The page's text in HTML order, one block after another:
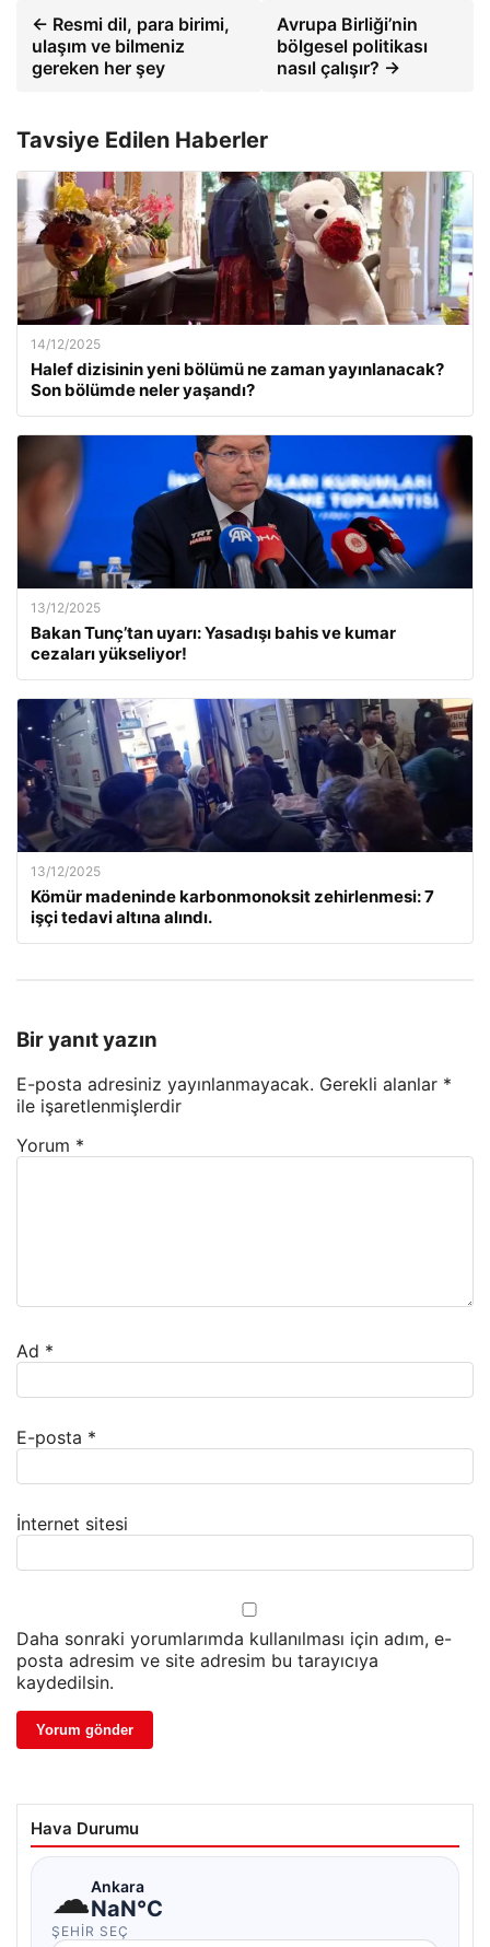
← Resmi dil, para birimi,
ulaşım ve bilmeniz
gereken her şey
Avrupa Birliği’nin
bölgesel politikası
nasıl çalışır? →
Tavsiye Edilen Haberler
14/12/2025
Halef dizisinin yeni bölümü ne zaman yayınlanacak?
Son bölümde neler yaşandı?
13/12/2025
Bakan Tunç’tan uyarı: Yasadışı bahis ve kumar
cezaları yükseliyor!
13/12/2025
Kömür madeninde karbonmonoksit zehirlenmesi: 7
işçi tedavi altına alındı.
Bir yanıt yazın
E-posta adresiniz yayınlanmayacak. Gerekli alanlar *
ile işaretlenmişlerdir
Yorum *
Ad *
E-posta *
İnternet sitesi
Daha sonraki yorumlarımda kullanılması için adım, e-
posta adresim ve site adresim bu tarayıcıya
kaydedilsin.
Hava Durumu
☁Ankara
NaN°C
ŞEHIR SEÇ